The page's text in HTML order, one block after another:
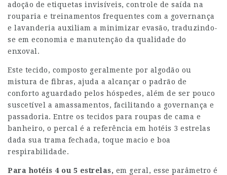
adoção de etiquetas invisíveis, controle de saída na
rouparia e treinamentos frequentes com a governança
e lavanderia auxiliam a minimizar evasão, traduzindo-
se em economia e manutenção da qualidade do
enxoval.
Este tecido, composto geralmente por algodão ou
mistura de fibras, ajuda a alcançar o padrão de
conforto aguardado pelos hóspedes, além de ser pouco
suscetível a amassamentos, facilitando a governança e
passadoria. Entre os tecidos para roupas de cama e
banheiro, o percal é a referência em hotéis 3 estrelas
dada sua trama fechada, toque macio e boa
respirabilidade.
Para hotéis 4 ou 5 estrelas, em geral, esse parâmetro é